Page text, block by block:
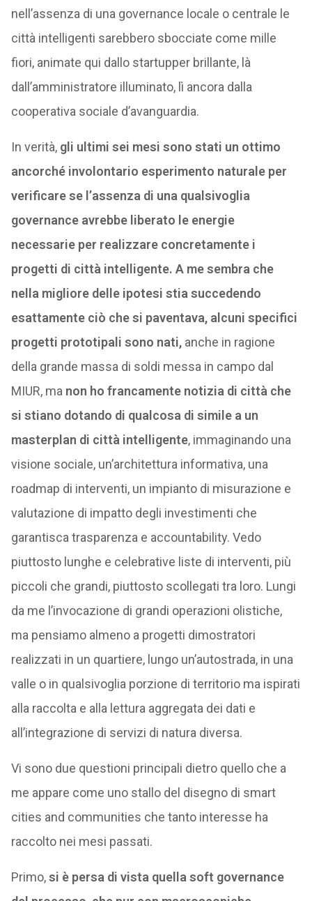
nell’assenza di una governance locale o centrale le
città intelligenti sarebbero sbocciate come mille
fiori, animate qui dallo startupper brillante, là
dall’amministratore illuminato, lì ancora dalla
cooperativa sociale d’avanguardia.
In verità, gli ultimi sei mesi sono stati un ottimo
ancorché involontario esperimento naturale per
verificare se l’assenza di una qualsivoglia
governance avrebbe liberato le energie
necessarie per realizzare concretamente i
progetti di città intelligente. A me sembra che
nella migliore delle ipotesi stia succedendo
esattamente ciò che si paventava, alcuni specifici
progetti prototipali sono nati, anche in ragione
della grande massa di soldi messa in campo dal
MIUR, ma non ho francamente notizia di città che
si stiano dotando di qualcosa di simile a un
masterplan di città intelligente, immaginando una
visione sociale, un’architettura informativa, una
roadmap di interventi, un impianto di misurazione e
valutazione di impatto degli investimenti che
garantisca trasparenza e accountability. Vedo
piuttosto lunghe e celebrative liste di interventi, più
piccoli che grandi, piuttosto scollegati tra loro. Lungi
da me l’invocazione di grandi operazioni olistiche,
ma pensiamo almeno a progetti dimostratori
realizzati in un quartiere, lungo un’autostrada, in una
valle o in qualsivoglia porzione di territorio ma ispirati
alla raccolta e alla lettura aggregata dei dati e
all’integrazione di servizi di natura diversa.
Vi sono due questioni principali dietro quello che a
me appare come uno stallo del disegno di smart
cities and communities che tanto interesse ha
raccolto nei mesi passati.
Primo,si è persa di vista quella soft governance